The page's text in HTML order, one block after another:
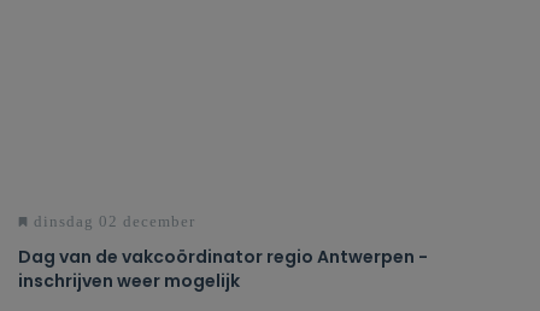
dinsdag 02 december
Dag van de vakcoördinator regio Antwerpen -
inschrijven weer mogelijk